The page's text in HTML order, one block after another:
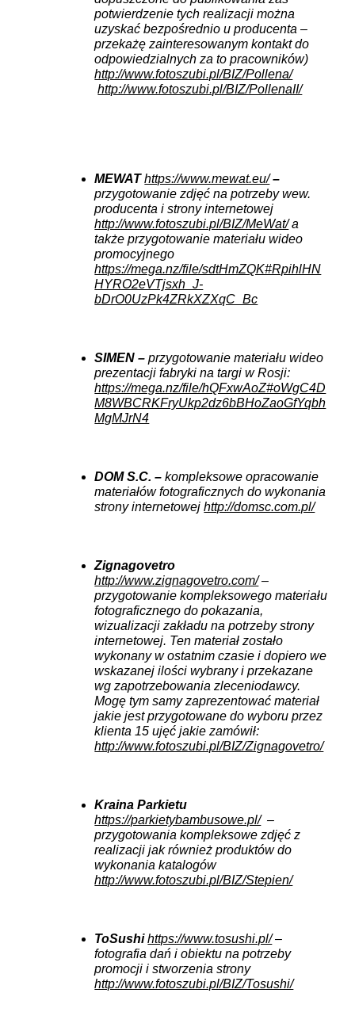
potwierdzenie tych realizacji można
uzyskać bezpośrednio u producenta –
przekażę zainteresowanym kontakt do
odpowiedzialnych za to pracowników)
http://www.fotoszubi.pl/BIZ/Pollena/
http://www.fotoszubi.pl/BIZ/PollenaII/
MEWAThttps://www.mewat.eu/ –
przygotowanie zdjęć na potrzeby wew.
producenta i strony internetowej
http://www.fotoszubi.pl/BIZ/MeWat/a
także przygotowanie materiału wideo
promocyjnego
https://mega.nz/file/sdtHmZQK#RpihlHN
HYRO2eVTjsxh_J-
bDrO0UzPk4ZRkXZXqC_Bc
SIMEN –przygotowanie materiału wideo
prezentacji fabryki na targi w Rosji:
https://mega.nz/file/hQFxwAoZ#oWgC4D
M8WBCRKFryUkp2dz6bBHoZaoGfYqbh
MgMJrN4
DOM S.C. –kompleksowe opracowanie
materiałów fotograficznych do wykonania
strony internetowejhttp://domsc.com.pl/
Zignagovetro
http://www.zignagovetro.com/–
przygotowanie kompleksowego materiału
fotograficznego do pokazania,
wizualizacji zakładu na potrzeby strony
internetowej. Ten materiał zostało
wykonany w ostatnim czasie i dopiero we
wskazanej ilości wybrany i przekazane
wg zapotrzebowania zleceniodawcy.
Mogę tym samy zaprezentować materiał
jakie jest przygotowane do wyboru przez
klienta 15 ujęć jakie zamówił:
http://www.fotoszubi.pl/BIZ/Zignagovetro/
Kraina Parkietu
https://parkietybambusowe.pl/–
przygotowania kompleksowe zdjęć z
realizacji jak również produktów do
wykonania katalogów
http://www.fotoszubi.pl/BIZ/Stepien/
ToSushihttps://www.tosushi.pl/–
fotografia dań i obiektu na potrzeby
promocji i stworzenia strony
http://www.fotoszubi.pl/BIZ/Tosushi/